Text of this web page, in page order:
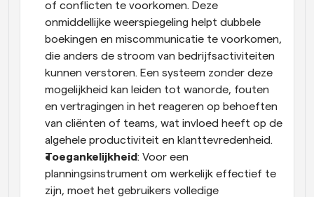
of conflicten te voorkomen. Deze
onmiddellijke weerspiegeling helpt dubbele
boekingen en miscommunicatie te voorkomen,
die anders de stroom van bedrijfsactiviteiten
kunnen verstoren. Een systeem zonder deze
mogelijkheid kan leiden tot wanorde, fouten
en vertragingen in het reageren op behoeften
van cliënten of teams, wat invloed heeft op de
algehele productiviteit en klanttevredenheid.
Toegankelijkheid: Voor een
planningsinstrument om werkelijk effectief te
zijn, moet het gebruikers volledige